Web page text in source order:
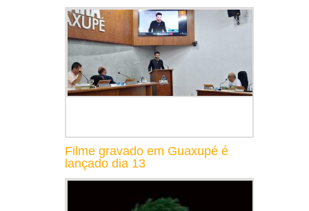
Filme gravado em Guaxupé é
lançado dia 13